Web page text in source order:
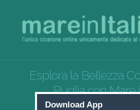
Esplora la Bellezza
Puglia con Mare
Download App